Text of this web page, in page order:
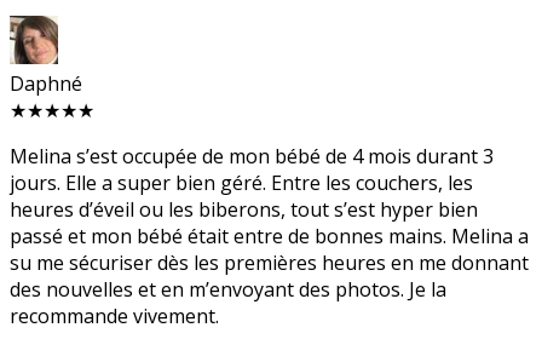
Daphné
★★★★★
Melina s’est occupée de mon bébé de 4 mois durant 3
jours. Elle a super bien géré. Entre les couchers, les
heures d’éveil ou les biberons, tout s’est hyper bien
passé et mon bébé était entre de bonnes mains. Melina a
su me sécuriser dès les premières heures en me donnant
des nouvelles et en m’envoyant des photos. Je la
recommande vivement.